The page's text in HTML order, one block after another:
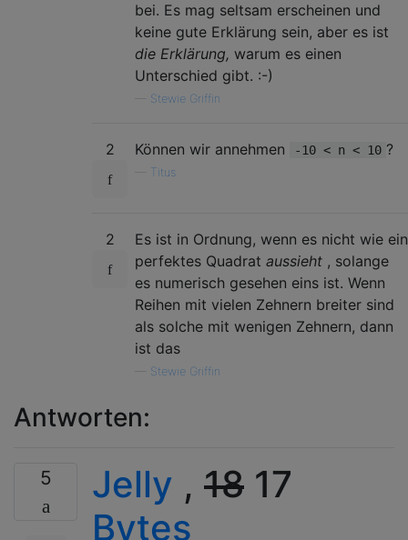
bei. Es mag seltsam erscheinen und
keine gute Erklärung sein, aber es ist
die Erklärung, warum es einen
Unterschied gibt. :-)
Stewie Griffin
2 Können wir annehmen -10 < n < 10 ?
Titus
2
Es ist in Ordnung, wenn es nicht wie ein
perfektes Quadrat aussieht , solange
es numerisch gesehen eins ist. Wenn
Reihen mit vielen Zehnern breiter sind
als solche mit wenigen Zehnern, dann
ist das
Stewie Griffin
Antworten:
5 Jelly , 18 17
Bytes